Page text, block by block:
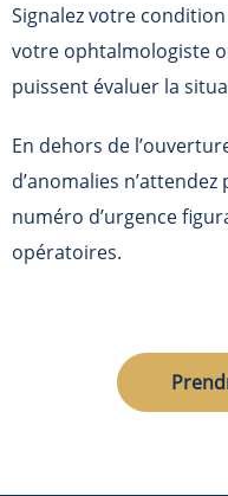
Signalez votre
votre ophtalmologiste
puissent évaluer la
En dehors de
d’anomalies
numéro d’urgence
opératoires.